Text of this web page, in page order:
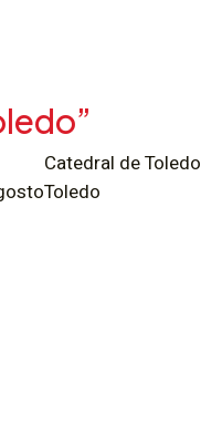
Catedral de Toledo
Toledo